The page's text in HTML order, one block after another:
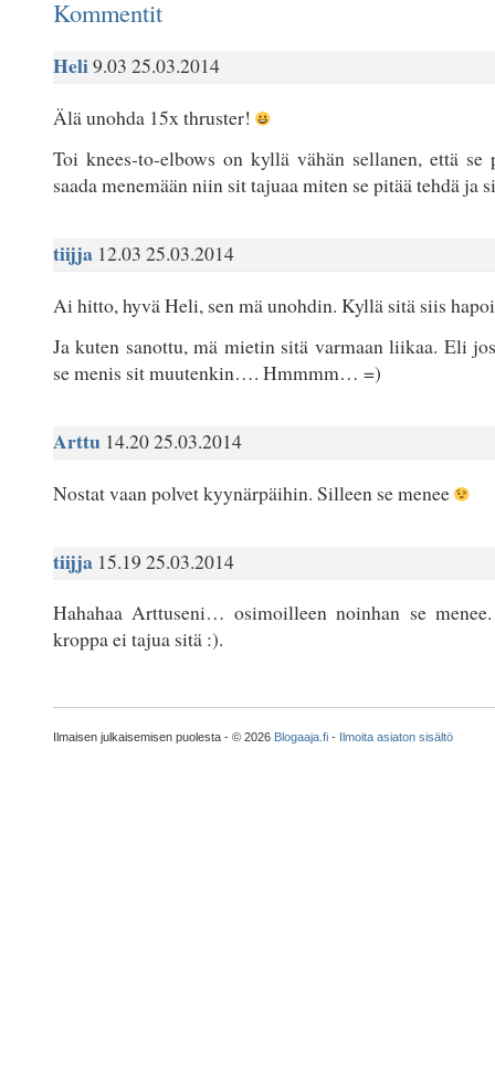
Kommentit
Heli9.03 25.03.2014
Älä unohda 15x thruster!
Toi knees-to-elbows on kyllä vähän sellanen, että se
saada menemään niin sit tajuaa miten se pitää tehdä ja
tiijja12.03 25.03.2014
Ai hitto, hyvä Heli, sen mä unohdin. Kyllä sitä siis
Ja kuten sanottu, mä mietin sitä varmaan liikaa. Eli
se menis sit muutenkin…. Hmmmm… =)
Arttu14.20 25.03.2014
Nostat vaan polvet kyynärpäihin. Silleen se menee
tiijja15.19 25.03.2014
Hahahaa Arttuseni… osimoilleen noinhan se
kroppa ei tajua sitä :).
Ilmaisen julkaisemisen puolesta - © 2026 Blogaaja.fi- Ilmoita asiaton sisältö